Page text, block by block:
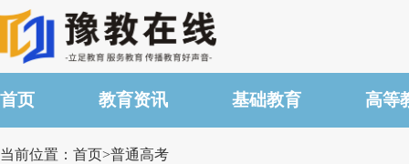
首页 教育资讯 基础教育 高等
当前位置：首页>普通高考